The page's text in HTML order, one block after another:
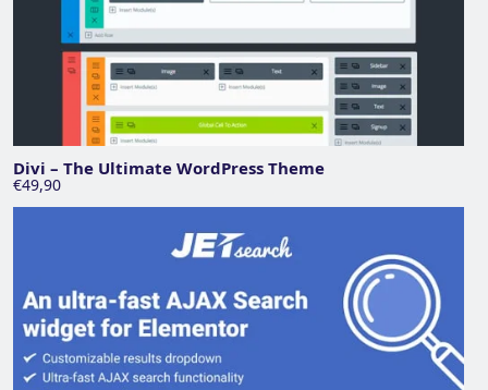
Divi – The Ultimate WordPress Theme
€49,90